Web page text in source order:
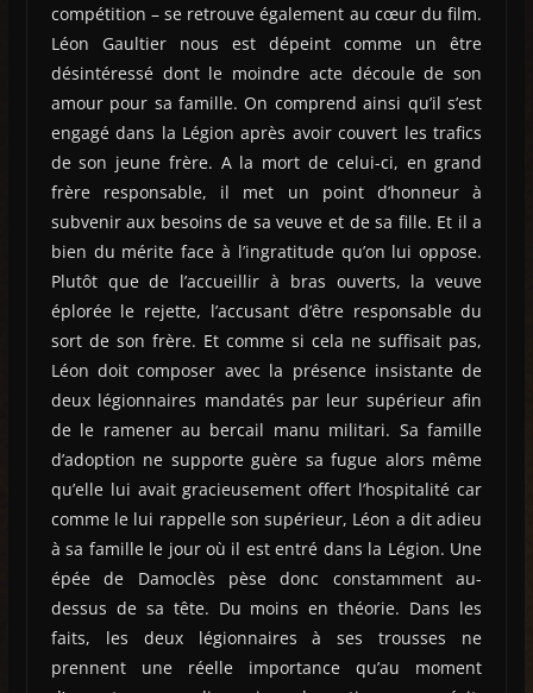
compétition – se retrouve également au cœur du film.
Léon Gaultier nous est dépeint comme un être
désintéressé dont le moindre acte découle de son
amour pour sa famille. On comprend ainsi qu’il s’est
engagé dans la Légion après avoir couvert les trafics
de son jeune frère. A la mort de celui-ci, en grand
frère responsable, il met un point d’honneur à
subvenir aux besoins de sa veuve et de sa fille. Et il a
bien du mérite face à l’ingratitude qu’on lui oppose.
Plutôt que de l’accueillir à bras ouverts, la veuve
éplorée le rejette, l’accusant d’être responsable du
sort de son frère. Et comme si cela ne suffisait pas,
Léon doit composer avec la présence insistante de
deux légionnaires mandatés par leur supérieur afin
de le ramener au bercail manu militari. Sa famille
d’adoption ne supporte guère sa fugue alors même
qu’elle lui avait gracieusement offert l’hospitalité car
comme le lui rappelle son supérieur, Léon a dit adieu
à sa famille le jour où il est entré dans la Légion. Une
épée de Damoclès pèse donc constamment au-
dessus de sa tête. Du moins en théorie. Dans les
faits, les deux légionnaires à ses trousses ne
prennent une réelle importance qu’au moment